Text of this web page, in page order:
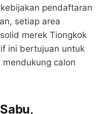
pendaftaran
setiap area
merek Tiongkok
ini bertujuan untuk
calon